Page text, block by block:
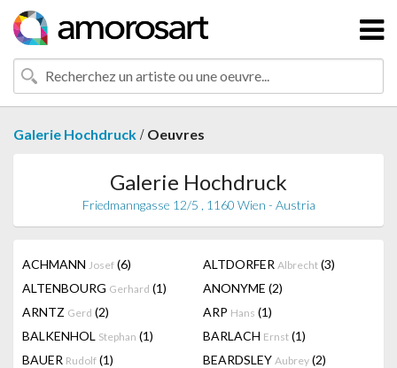
Galerie Hochdruck / Oeuvres
Galerie Hochdruck
Friedmanngasse 12/5 , 1160 Wien - Austria
ACHMANN Josef (6) ALTDORFER Albrecht (3)
ALTENBOURG Gerhard (1) ANONYME (2)
ARNTZ Gerd (2) ARP Hans (1)
BALKENHOL Stephan (1) BARLACH Ernst (1)
BAUER Rudolf (1) BEARDSLEY Aubrey (2)